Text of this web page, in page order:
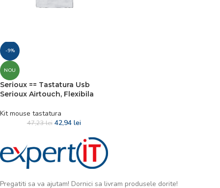
-9%
NOU
Serioux == Tastatura Usb
Serioux Airtouch, Flexibila
Kit mouse tastatura
47,23lei 42,94 lei
Pregatiti sa va ajutam! Dornici sa livram produsele dorite!